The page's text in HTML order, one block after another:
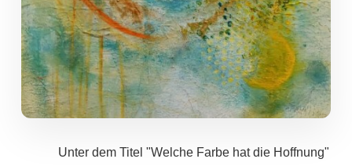
Unter dem Titel "Welche Farbe hat die Hoffnung"